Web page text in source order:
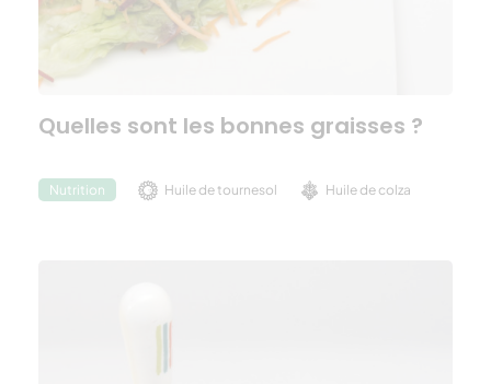
Quelles sont les bonnes graisses ?
Nutrition Huile de tournesol Huile de colza